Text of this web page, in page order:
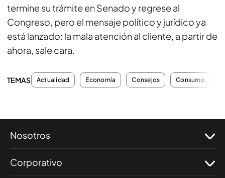
termine su trámite en Senado y regrese al
Congreso, pero el mensaje político y jurídico ya
está lanzado: la mala atención al cliente, a partir de
ahora, sale cara.
TEMAS Actualidad Economía Consejos Consumo
Nosotros
Corporativo